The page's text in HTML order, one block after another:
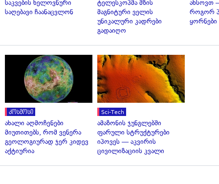
საკვების ხელოვნური
საღებავი ჩაანაცვლონ
ტელესკოპმა მზის
მაგნიტური ველის
უნიკალური კადრები
გადაიღო
ახსოვთ
როგორ
ყორნები
კოსმოსი
ახალი აღმოჩენები
მიუთითებს, რომ ვენერა
გეოლოგიურად ჯერ კიდევ
აქტიურია
Sci-Tech
ამაზონის ჯუნგლებში
ფარული სტრუქტურები
იპოვეს — აკვირის
ცივილიზაციის კვალი